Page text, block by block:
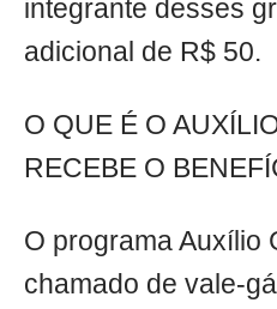
integrante desses
adicional de R$ 50.
O QUE É O
RECEBE O
O programa Auxílio
chamado de vale-